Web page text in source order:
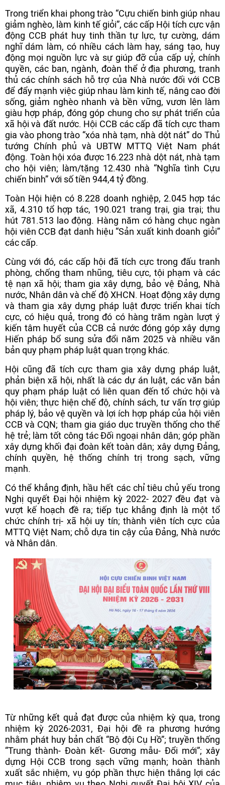
Trong triển khai phong trào “Cựu chiến binh giúp nhau
giảm nghèo, làm kinh tế giỏi”, các cấp Hội tích cực vận
động CCB phát huy tinh thần tự lực, tự cường, dám
nghĩ dám làm, có nhiều cách làm hay, sáng tạo, huy
động mọi nguồn lực và sự giúp đỡ của cấp uỷ, chính
quyền, các ban, ngành, đoàn thể ở địa phương, tranh
thủ các chính sách hỗ trợ của Nhà nước đối với CCB
để đẩy mạnh việc giúp nhau làm kinh tế, nâng cao đời
sống, giảm nghèo nhanh và bền vững, vươn lên làm
giàu hợp pháp, đóng góp chung cho sự phát triển của
xã hội và đất nước. Hội CCB các cấp đã tích cực tham
gia vào phong trào “xóa nhà tạm, nhà dột nát” do Thủ
tướng Chính phủ và UBTW MTTQ Việt Nam phát
động. Toàn hội xóa được 16.223 nhà dột nát, nhà tạm
cho hội viên; làm/tặng 12.430 nhà “Nghĩa tình Cựu
chiến binh” với số tiền 944,4 tỷ đồng.
Toàn Hội hiện có 8.228 doanh nghiệp, 2.045 hợp tác
xã, 4.310 tổ hợp tác, 190.021 trang trại, gia trại; thu
hút 781.513 lao động. Hàng năm có hàng chục ngàn
hội viên CCB đạt danh hiệu “Sản xuất kinh doanh giỏi”
các cấp.
Cùng với đó, các cấp hội đã tích cực trong đấu tranh
phòng, chống tham nhũng, tiêu cực, tội phạm và các
tệ nạn xã hội; tham gia xây dựng, bảo vệ Đảng, Nhà
nước, Nhân dân và chế độ XHCN. Hoạt động xây dựng
và tham gia xây dựng pháp luật được triển khai tích
cực, có hiệu quả, trong đó có hàng trăm ngàn lượt ý
kiến tâm huyết của CCB cả nước đóng góp xây dựng
Hiến pháp bổ sung sửa đổi năm 2025 và nhiều văn
bản quy phạm pháp luật quan trọng khác.
Hội cũng đã tích cực tham gia xây dựng pháp luật,
phản biện xã hội, nhất là các dự án luật, các văn bản
quy phạm pháp luật có liên quan đến tổ chức hội và
hội viên; thực hiện chế độ, chính sách, tư vấn trợ giúp
pháp lý, bảo vệ quyền và lợi ích hợp pháp của hội viên
CCB và CQN; tham gia giáo dục truyền thống cho thế
hệ trẻ; làm tốt công tác Đối ngoại nhân dân; góp phần
xây dựng khối đại đoàn kết toàn dân; xây dựng Đảng,
chính quyền, hệ thống chính trị trong sạch, vững
mạnh.
Có thể khẳng định, hầu hết các chỉ tiêu chủ yếu trong
Nghị quyết Đại hội nhiệm kỳ 2022- 2027 đều đạt và
vượt kế hoạch đề ra; tiếp tục khẳng định là một tổ
chức chính trị- xã hội uy tín; thành viên tích cực của
MTTQ Việt Nam; chỗ dựa tin cậy của Đảng, Nhà nước
và Nhân dân.
Từ những kết quả đạt được của nhiệm kỳ qua, trong
nhiệm kỳ 2026-2031, Đại hội đề ra phương hướng
nhằm phát huy bản chất “Bộ đội Cụ Hồ”; truyền thống
“Trung thành- Đoàn kết- Gương mẫu- Đổi mới”; xây
dựng Hội CCB trong sạch vững mạnh; hoàn thành
xuất sắc nhiệm, vụ góp phần thực hiện thắng lợi các